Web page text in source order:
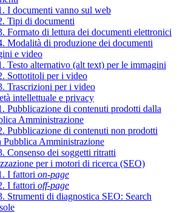
I documenti vanno sul web
Tipi di documenti
Formato di lettura dei documenti elettronici
Modalità di produzione dei documenti
e video
Testo alternativo (alt text) per le immagini
Sottotitoli per i video
Trascrizioni per i video
intellettuale e privacy
Pubblicazione di contenuti prodotti dalla
Amministrazione
Pubblicazione di contenuti non prodotti
Pubblica Amministrazione
Consenso dei soggetti ritratti
per i motori di ricerca (SEO)
I fattori on-page
I fattori off-page
Strumenti di diagnostica SEO: Search